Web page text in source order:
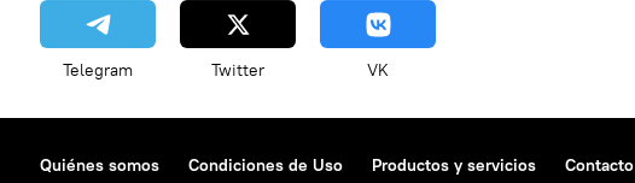
Telegram Twitter VK
Quiénes somos Condiciones de Uso Productos y servicios Contacto